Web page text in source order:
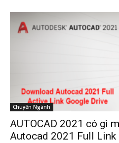
Chuyên Ngành
AUTOCAD 2021 có gì
Autocad 2021 Full Link